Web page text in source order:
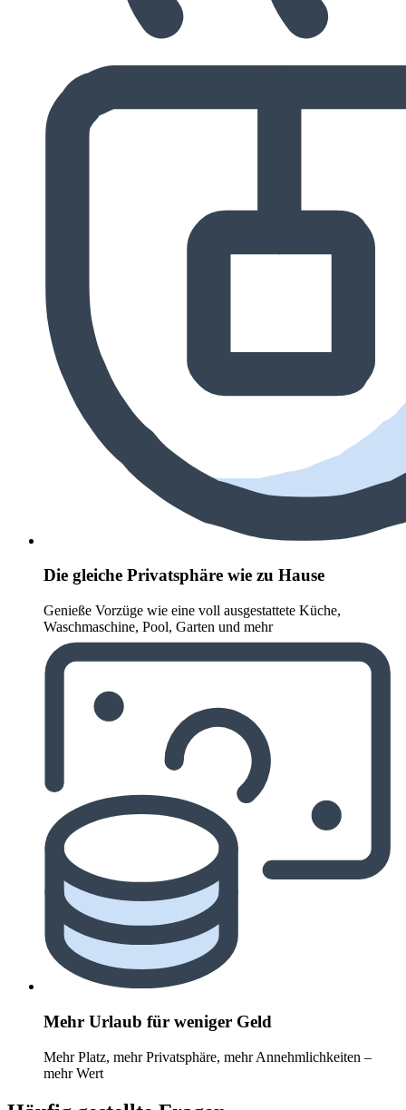
Die gleiche Privatsphäre wie zu Hause
Genieße Vorzüge wie eine voll ausgestattete Küche,
Waschmaschine, Pool, Garten und mehr
Mehr Urlaub für weniger Geld
Mehr Platz, mehr Privatsphäre, mehr Annehmlichkeiten –
mehr Wert